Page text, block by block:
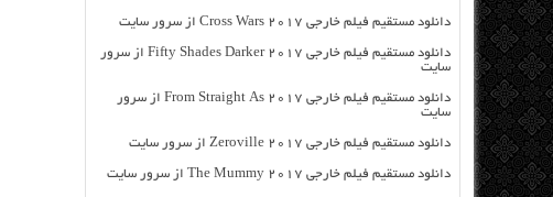
دانلود مستقیم فیلم خارجی Cross Wars 2017 از سرور سایت
دانلود مستقیم فیلم خارجی Fifty Shades Darker 2017 از سرور
سایت
دانلود مستقیم فیلم خارجی From Straight As 2017 از سرور
سایت
دانلود مستقیم فیلم خارجی Zeroville 2017 از سرور سایت
دانلود مستقیم فیلم خارجی The Mummy 2017 از سرور سایت